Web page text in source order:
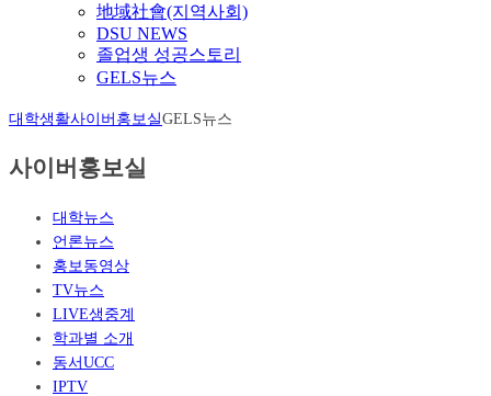
地域社會(지역사회)
DSU NEWS
졸업생 성공스토리
GELS뉴스
대학생활사이버홍보실GELS뉴스
사이버홍보실
대학뉴스
언론뉴스
홍보동영상
TV뉴스
LIVE생중계
학과별 소개
동서UCC
IPTV